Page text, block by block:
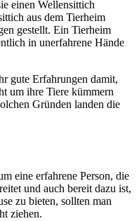
einen Wellensittich
aus dem Tierheim
gestellt. Ein Tierheim
in unerfahrene Hände
gute Erfahrungen damit,
um ihre Tiere kümmern
Gründen landen die
eine erfahrene Person, die
und auch bereit dazu ist,
zu bieten, sollten man
ziehen.